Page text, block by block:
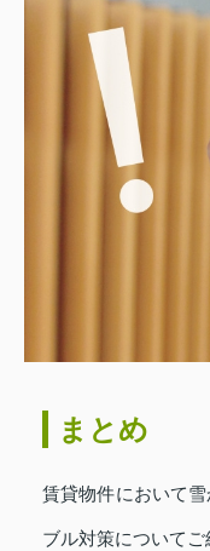
まとめ
賃貸物件において
ブル対策についてご